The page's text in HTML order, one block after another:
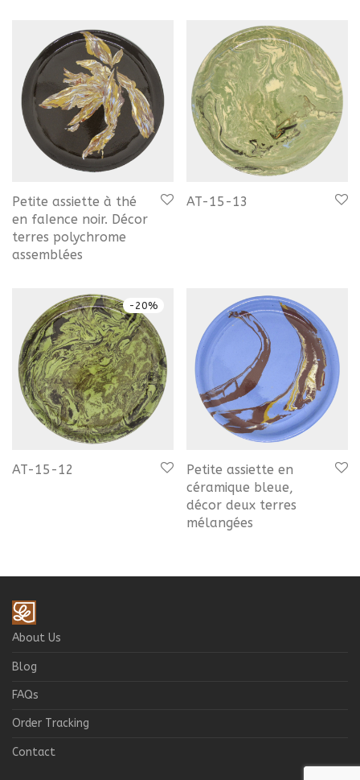
Petite assiette à thé
en faIence noir. Décor
terres polychrome
assemblées
AT-15-13
- 20%
AT-15-12
Petite assiette en
céramique bleue,
décor deux terres
mélangées
About Us
Blog
FAQs
Order Tracking
Contact